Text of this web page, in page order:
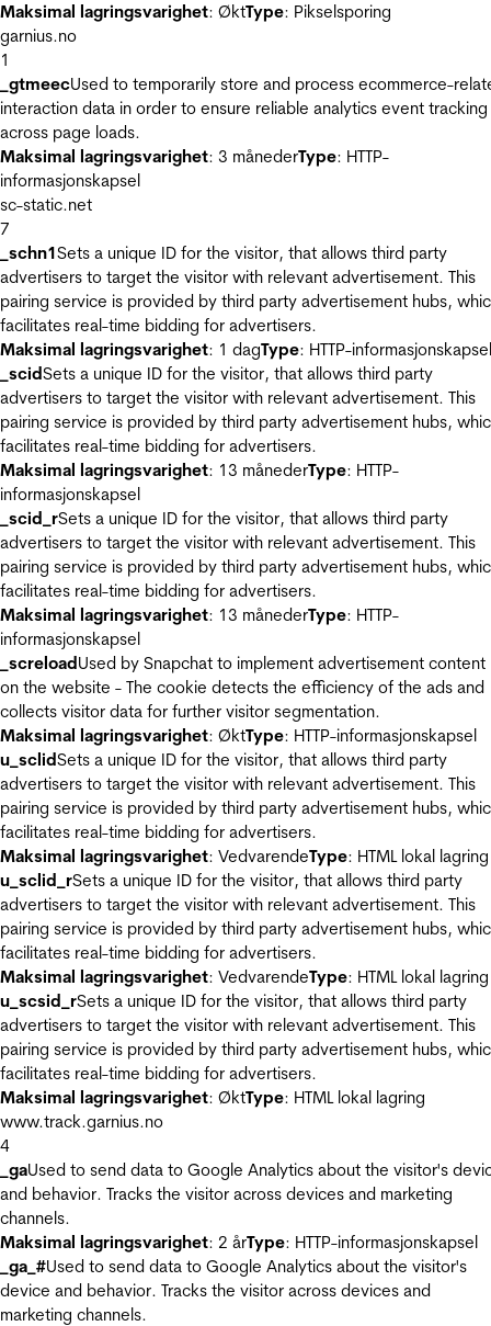
Maksimal lagringsvarighet: ØktType: Pikselsporing
garnius.no
1
_gtmeecUsed to temporarily store and process ecommerce-
interaction data in order to ensure reliable analytics event tracking
across page loads.
Maksimal lagringsvarighet: 3 månederType: HTTP-
informasjonskapsel
sc-static.net
7
_schn1Sets a unique ID for the visitor, that allows third party
advertisers to target the visitor with relevant advertisement. This
pairing service is provided by third party advertisement hubs,
facilitates real-time bidding for advertisers.
Maksimal lagringsvarighet: 1 dagType: HTTP-informasjonskapsel
_scidSets a unique ID for the visitor, that allows third party
advertisers to target the visitor with relevant advertisement. This
pairing service is provided by third party advertisement hubs,
facilitates real-time bidding for advertisers.
Maksimal lagringsvarighet: 13 månederType: HTTP-
informasjonskapsel
_scid_rSets a unique ID for the visitor, that allows third party
advertisers to target the visitor with relevant advertisement. This
pairing service is provided by third party advertisement hubs,
facilitates real-time bidding for advertisers.
Maksimal lagringsvarighet: 13 månederType: HTTP-
informasjonskapsel
_screloadUsed by Snapchat to implement advertisement content
on the website - The cookie detects the efficiency of the ads and
collects visitor data for further visitor segmentation.
Maksimal lagringsvarighet: ØktType: HTTP-informasjonskapsel
u_sclidSets a unique ID for the visitor, that allows third party
advertisers to target the visitor with relevant advertisement. This
pairing service is provided by third party advertisement hubs,
facilitates real-time bidding for advertisers.
Maksimal lagringsvarighet: VedvarendeType: HTML lokal lagring
u_sclid_rSets a unique ID for the visitor, that allows third party
advertisers to target the visitor with relevant advertisement. This
pairing service is provided by third party advertisement hubs,
facilitates real-time bidding for advertisers.
Maksimal lagringsvarighet: VedvarendeType: HTML lokal lagring
u_scsid_rSets a unique ID for the visitor, that allows third party
advertisers to target the visitor with relevant advertisement. This
pairing service is provided by third party advertisement hubs,
facilitates real-time bidding for advertisers.
Maksimal lagringsvarighet: ØktType: HTML lokal lagring
www.track.garnius.no
4
_gaUsed to send data to Google Analytics about the visitor's
and behavior. Tracks the visitor across devices and marketing
channels.
Maksimal lagringsvarighet: 2 årType: HTTP-informasjonskapsel
_ga_#Used to send data to Google Analytics about the visitor's
device and behavior. Tracks the visitor across devices and
marketing channels.